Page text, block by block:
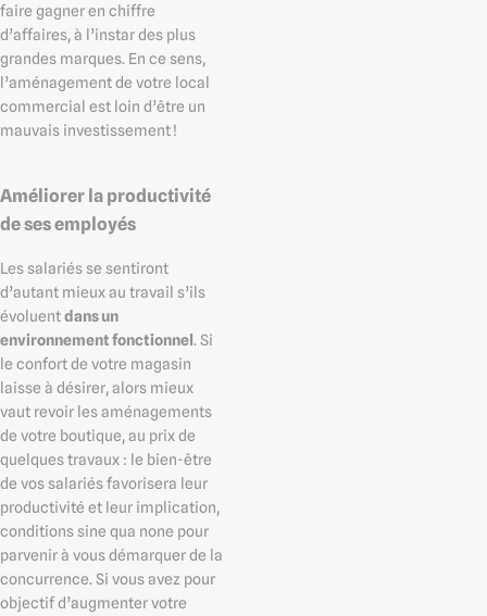
faire gagner en chiffre
d’affaires, à l’instar des plus
grandes marques. En ce sens,
l’aménagement de votre local
commercial est loin d’être un
mauvais investissement !
Améliorer la productivité
de ses employés
Les salariés se sentiront
d’autant mieux au travail s’ils
évoluentdans un
environnement fonctionnel. Si
le confort de votre magasin
laisse à désirer, alors mieux
vaut revoir les aménagements
de votre boutique, au prix de
quelques travaux : le bien-être
de vos salariés favorisera leur
productivité et leur implication,
conditions sine qua none pour
parvenir à vous démarquer de la
concurrence. Si vous avez pour
objectif d’augmenter votre